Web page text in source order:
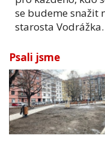
se budeme snažit
starosta Vodrážka.
Psali jsme